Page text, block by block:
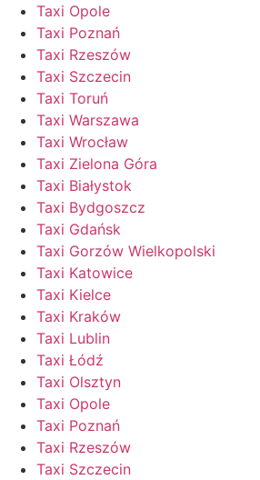
Taxi Opole
Taxi Poznań
Taxi Rzeszów
Taxi Szczecin
Taxi Toruń
Taxi Warszawa
Taxi Wrocław
Taxi Zielona Góra
Taxi Białystok
Taxi Bydgoszcz
Taxi Gdańsk
Taxi Gorzów Wielkopolski
Taxi Katowice
Taxi Kielce
Taxi Kraków
Taxi Lublin
Taxi Łódź
Taxi Olsztyn
Taxi Opole
Taxi Poznań
Taxi Rzeszów
Taxi Szczecin